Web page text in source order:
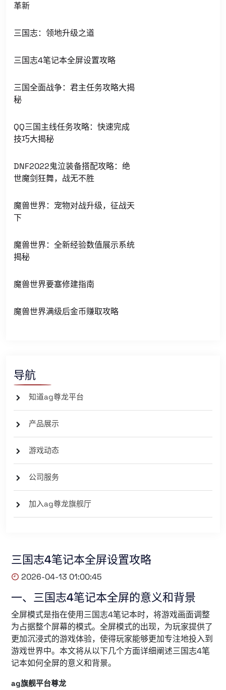
革新
三国志：领地升级之道
三国志4笔记本全屏设置攻略
三国全面战争：君主任务攻略大揭
秘
QQ三国主线任务攻略：快速完成
技巧大揭秘
DNF2022鬼泣装备搭配攻略：绝
世魔剑狂舞，战无不胜
魔兽世界：宠物对战升级，征战天
下
魔兽世界：全新经验数值展示系统
揭秘
魔兽世界要塞修建指南
魔兽世界满级后金币赚取攻略
导航
知道ag尊龙平台
产品展示
游戏动态
公司服务
加入ag尊龙旗舰厅
三国志4笔记本全屏设置攻略
2026-04-13 01:00:45
一、三国志4笔记本全屏的意义和背景
全屏模式是指在使用三国志4笔记本时，将游戏画面调整
为占据整个屏幕的模式。全屏模式的出现，为玩家提供了
更加沉浸式的游戏体验，使得玩家能够更加专注地投入到
游戏世界中。本文将从以下几个方面详细阐述三国志4笔
记本如何全屏的意义和背景。
ag旗舰平台尊龙